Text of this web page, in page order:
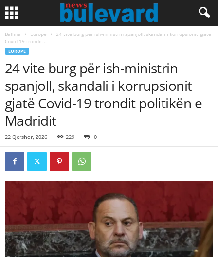
Ballina Europë
24 vite burg për ish-ministrin spanjoll, skandali i korrupsionit gjatë
Covid-19 trondit...
EUROPË
24 vite burg për ish-ministrin
spanjoll, skandali i korrupsionit
gjatë Covid-19 trondit politikën e
Madridit
22 Qershor, 2026 229 0